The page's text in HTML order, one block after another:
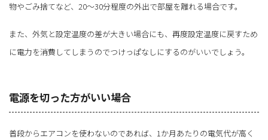
物やごみ捨てなど、20～30分程度の外出で部屋を離れる場合です。
また、外気と設定温度の差が大きい場合にも、再度設定温度に戻すため
に電力を消費してしまうのでつけっぱなしにするのがいいでしょう。
電源を切った方がいい場合
普段からエアコンを使わないのであれば、1か月あたりの電気代が高く